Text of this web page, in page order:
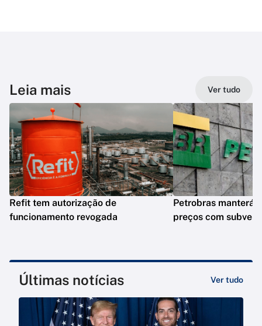
Leia mais Ver tudo
Refit tem autorização de
funcionamento revogada
Petrobras manterá
preços com
Últimas notícias Ver tudo